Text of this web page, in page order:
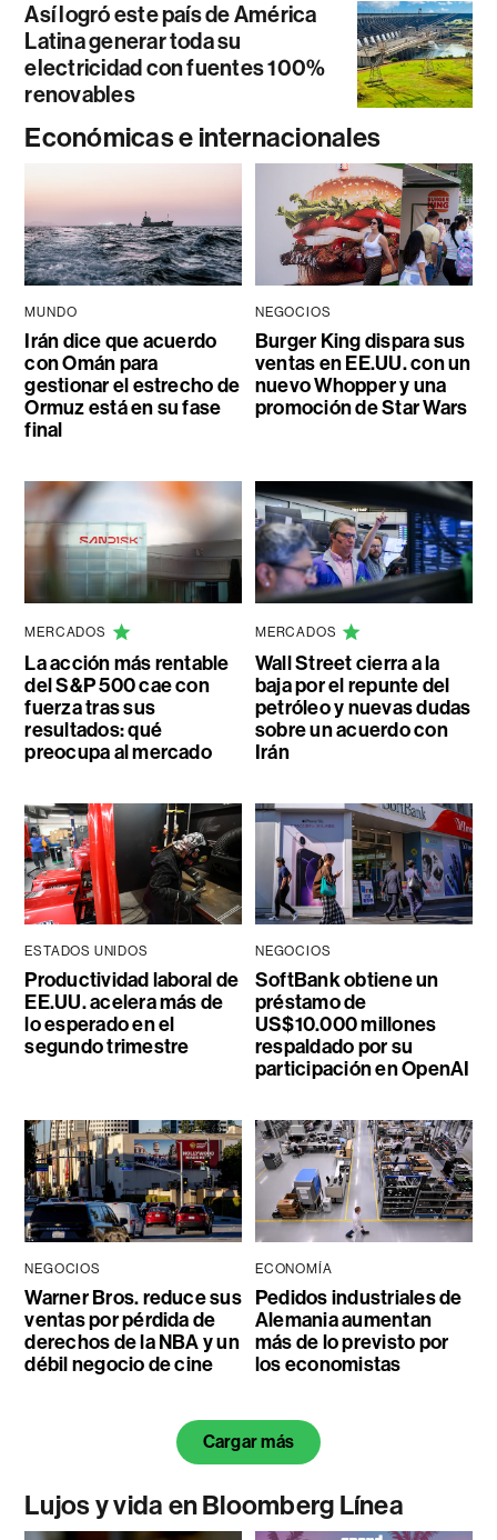
Así logró este país de América
Latina generar toda su
electricidad con fuentes 100%
renovables
Económicas e internacionales
MUNDO
Irán dice que acuerdo
con Omán para
gestionar el estrecho de
Ormuz está en su fase
final
NEGOCIOS
Burger King dispara sus
ventas en EE.UU. con un
nuevo Whopper y una
promoción de Star Wars
MERCADOS
La acción más rentable
del S&P 500 cae con
fuerza tras sus
resultados: qué
preocupa al mercado
MERCADOS
Wall Street cierra a la
baja por el repunte del
petróleo y nuevas dudas
sobre un acuerdo con
Irán
ESTADOS UNIDOS
Productividad laboral de
EE.UU. acelera más de
lo esperado en el
segundo trimestre
NEGOCIOS
SoftBank obtiene un
préstamo de
US$10.000 millones
respaldado por su
participación en OpenAI
NEGOCIOS
Warner Bros. reduce sus
ventas por pérdida de
derechos de la NBA y un
débil negocio de cine
ECONOMÍA
Pedidos industriales de
Alemania aumentan
más de lo previsto por
los economistas
Cargar más
Lujos y vida en Bloomberg Línea